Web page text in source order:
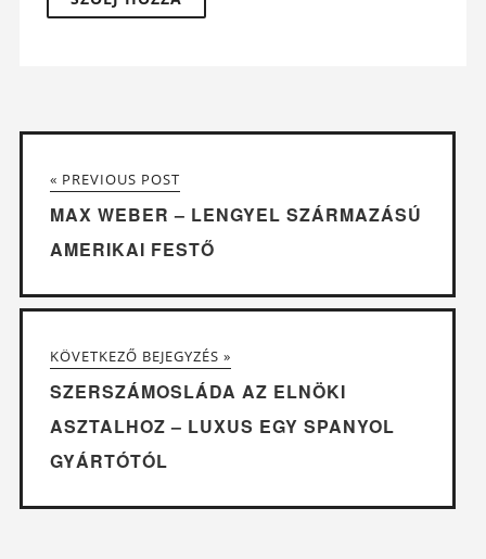
« PREVIOUS POST
MAX WEBER – LENGYEL SZÁRMAZÁSÚ
AMERIKAI FESTŐ
KÖVETKEZŐ BEJEGYZÉS »
SZERSZÁMOSLÁDA AZ ELNÖKI
ASZTALHOZ – LUXUS EGY SPANYOL
GYÁRTÓTÓL